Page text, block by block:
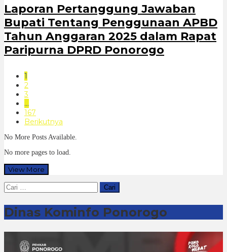
Laporan Pertanggung Jawaban
Bupati Tentang Penggunaan APBD
Tahun Anggaran 2025 dalam Rapat
Paripurna DPRD Ponorogo
1
2
3
…
167
Berikutnya
No More Posts Available.
No more pages to load.
View More
Cari
untuk:
Dinas Kominfo Ponorogo